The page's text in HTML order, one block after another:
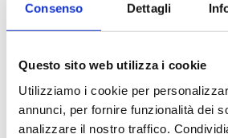
Consenso Dettagli
Questo sito web utilizza i cookie
Utilizziamo i cookie per
annunci, per fornire funzionalità dei
analizzare il nostro traffico.
corretta tracciabilità dei lotti e
certificato di sterilizzazione.